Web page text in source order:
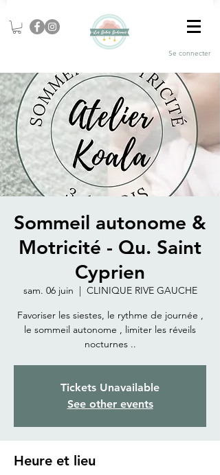
Se connecter
Sommeil autonome &
Motricité - Qu. Saint
Cyprien
sam. 06 juin
  |
CLINIQUE RIVE GAUCHE
Favoriser les siestes, le rythme de journée ,
le sommeil autonome , limiter les réveils
nocturnes ..
Tickets Unavailable
See other events
Heure et lieu